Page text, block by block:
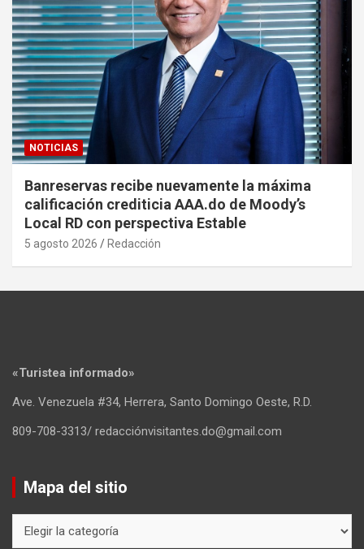
NOTICIAS
Banreservas recibe nuevamente la máxima
calificación crediticia AAA.do de Moody’s
Local RD con perspectiva Estable
5 agosto 2026 Redacción
«Turistea informado»
Ave. Venezuela #34, Herrera, Santo Domingo Oeste, R.D.
809-708-3313/ redacciónvisitantes.do@gmail.com
Mapa del sitio
del